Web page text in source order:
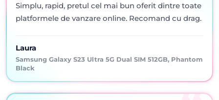
Simplu, rapid, pretul cel mai bun oferit dintre toate
platformele de vanzare online. Recomand cu drag.
Laura
Samsung Galaxy S23 Ultra 5G Dual SIM 512GB, Phantom
Black